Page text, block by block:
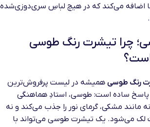
اضافه می‌کند که در هیچ لباسِ سری‌دوزی‌شده
چرا تیشرت رنگ طوسی
رنگ طوسی همیشه در لیست پرفروش‌ترین
پاسخ ساده است: طوسی، استادِ هماهنگی
مانند مشکی، گرمای نور را جذب می‌کند و نه
لک می‌شود. یک تیشرت طوسی می‌تواند با